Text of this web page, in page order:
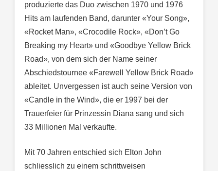
produzierte das Duo zwischen 1970 und 1976
Hits am laufenden Band, darunter «Your Song»,
«Rocket Man», «Crocodile Rock», «Don’t Go
Breaking my Heart» und «Goodbye Yellow Brick
Road», von dem sich der Name seiner
Abschiedstournee «Farewell Yellow Brick Road»
ableitet. Unvergessen ist auch seine Version von
«Candle in the Wind», die er 1997 bei der
Trauerfeier für Prinzessin Diana sang und sich
33 Millionen Mal verkaufte.
Mit 70 Jahren entschied sich Elton John
schliesslich zu einem schrittweisen